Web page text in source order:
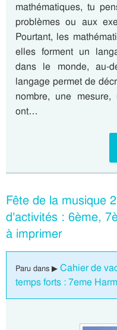
mathématiques, tu
problèmes ou aux
Pourtant, les
elles forment un
dans le monde, au-
langage permet de
nombre, une
ont…
Fête de la musique
d’activités : 6ème,
à imprimer
Paru dans ▶ Cahier de
temps forts : 7eme